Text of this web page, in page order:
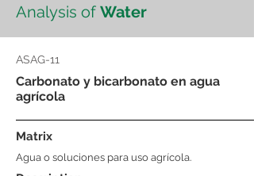
Analysis of Water
ASAG-11
Carbonato y bicarbonato en agua
agrícola
Matrix
Agua o soluciones para uso agrícola.